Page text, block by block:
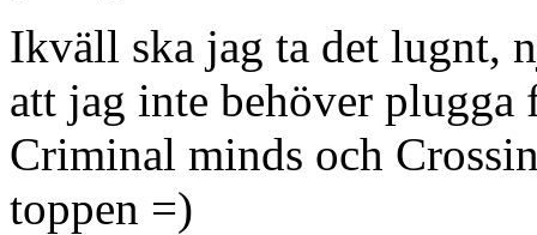
Ikväll ska jag ta det lugnt,
att jag inte behöver
Criminal minds och
toppen =)